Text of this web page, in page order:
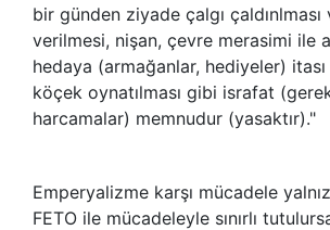
bir günden ziyade çalgı
verilmesi, nişan, çevre merasimi ile
hedaya (armağanlar, hediyeler)
köçek oynatılması gibi israfat
harcamalar) memnudur (yasaktır)."
Emperyalizme karşı mücadele
FETO ile mücadeleyle sınırlı